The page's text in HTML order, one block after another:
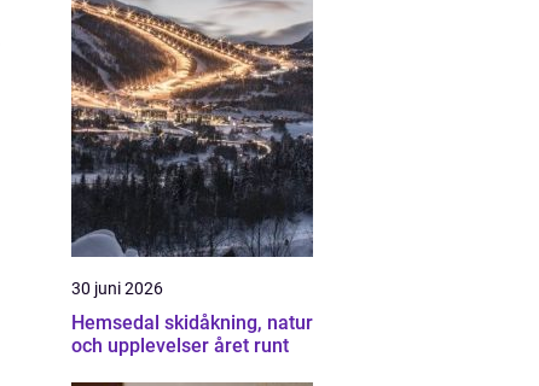
30 juni 2026
Hemsedal skidåkning, natur
och upplevelser året runt